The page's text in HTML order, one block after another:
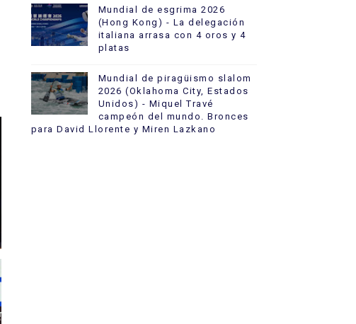
Mundial de esgrima 2026
(Hong Kong) - La delegación
italiana arrasa con 4 oros y 4
platas
Mundial de piragüismo slalom
2026 (Oklahoma City, Estados
Unidos) - Miquel Travé
campeón del mundo. Bronces
para David Llorente y Miren Lazkano